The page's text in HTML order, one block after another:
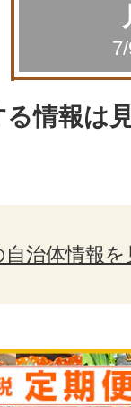
情報は
治体情報を